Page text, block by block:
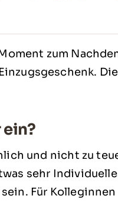
zum
ein?
und nicht zu
sehr
Für